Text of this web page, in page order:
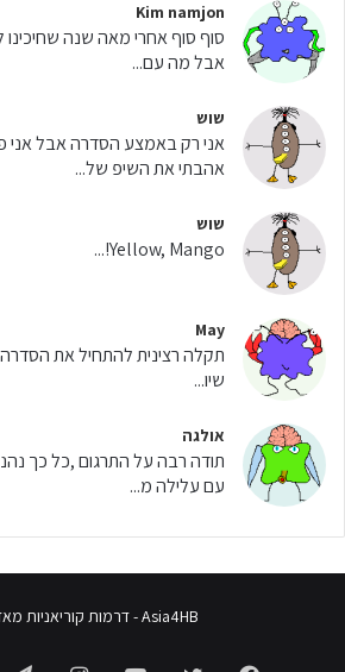
Kim namjon
סוף סוף אחרי מאה שנה שחיכינו
אבל מה עם...
שוש
אני רק באמצע הסדרה אבל
אהבתי את השיפ של...
שוש
Yellow, Mango!...
May
תקלה רצינית להתחיל את הסדרה
שיו...
אולגה
תודה רבה על התרגום ,כל כך
עם עלילה מ...
Asia4HB - דרמות קוריאניות מאז 2010